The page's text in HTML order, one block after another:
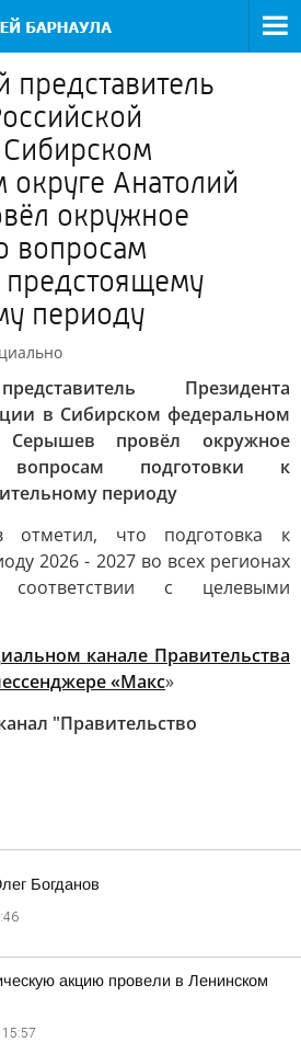
Анатолий
окружное
вопросам
предстоящему
периоду
Президента
в Сибирском федеральном
Серышев провёл окружное
подготовки к
периоду
отметил, что подготовка к
2026 - 2027 во всех регионах
с целевыми
канале Правительства
«Макс»
"Правительство
Богданов
акцию провели в Ленинском
15:57